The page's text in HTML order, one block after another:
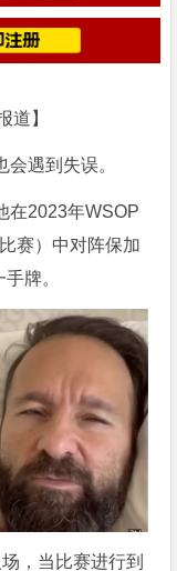
道】
遇到失误。
在2023年WSOP
赛）中对阵保加
牌。
，当比赛进行到